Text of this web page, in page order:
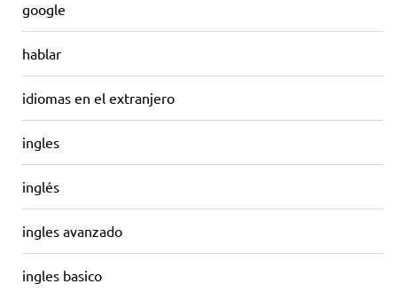
google
hablar
idiomas en el extranjero
ingles
inglés
ingles avanzado
ingles basico